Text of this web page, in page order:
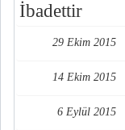
İbadettir
29 Ekim 2015
14 Ekim 2015
6 Eylül 2015